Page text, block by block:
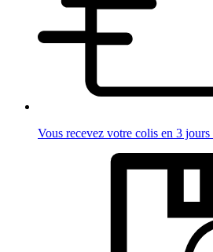
Vous recevez votre colis en 3 jours